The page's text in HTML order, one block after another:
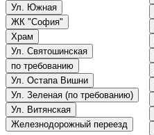
Ул. Южная
ЖК "София"
Храм
Ул. Святошинская
по требованию
Ул. Остапа Вишни
Ул. Зеленая (по требованию)
Ул. Витянская
Железнодорожный переезд